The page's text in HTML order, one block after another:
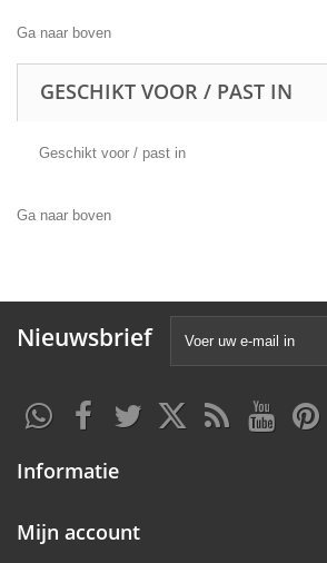
Ga naar boven
GESCHIKT VOOR / PAST IN
Geschikt voor / past in
Ga naar boven
Nieuwsbrief
Informatie
Mijn account